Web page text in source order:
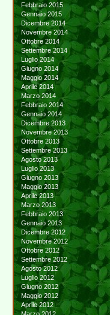
Febbraio 2015
Gennaio 2015
Dicembre 2014
Novembre 2014
Ottobre 2014
Settembre 2014
Luglio 2014
Giugno 2014
Maggio 2014
Aprile 2014
Marzo 2014
Febbraio 2014
Gennaio 2014
Dicembre 2013
Novembre 2013
Ottobre 2013
Settembre 2013
Agosto 2013
Luglio 2013
Giugno 2013
Maggio 2013
Aprile 2013
Marzo 2013
Febbraio 2013
Gennaio 2013
Dicembre 2012
Novembre 2012
Ottobre 2012
Settembre 2012
Agosto 2012
Luglio 2012
Giugno 2012
Maggio 2012
Aprile 2012